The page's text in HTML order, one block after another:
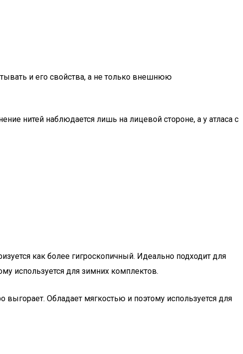
и его свойства, а не только внешнюю
нитей наблюдается лишь на лицевой стороне, а у атласа с
как более гигроскопичный. Идеально подходит для
используется для зимних комплектов.
Обладает мягкостью и поэтому используется для